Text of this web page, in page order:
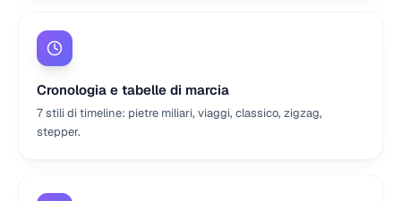
Cronologia e tabelle di marcia
7 stili di timeline: pietre miliari, viaggi, classico, zigzag,
stepper.